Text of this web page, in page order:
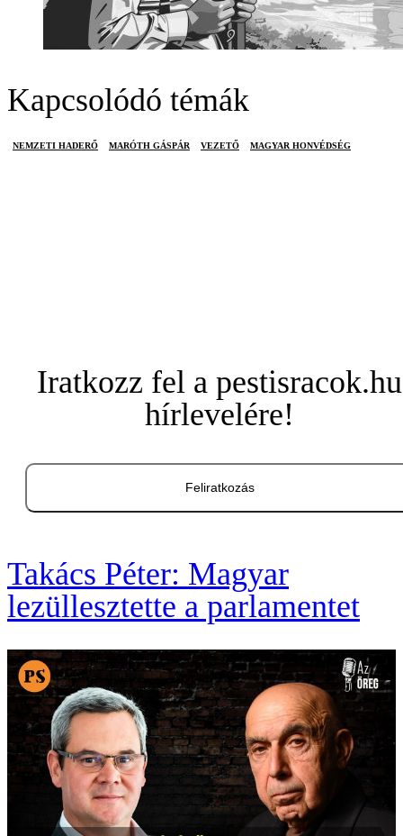
Kapcsolódó témák
NEMZETI HADERŐ MARÓTH GÁSPÁR VEZETŐ MAGYAR HONVÉDSÉG
Iratkozz fel a pestisracok.hu
hírlevelére!
Feliratkozás
Takács Péter: Magyar
lezüllesztette a parlamentet